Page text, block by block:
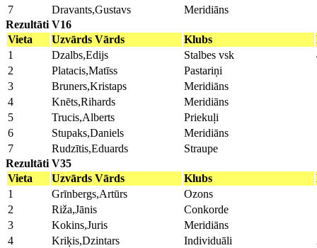
7
Dravants,Gustavs Meridiāns
Rezultāti V16
Vieta
Uzvārds Vārds Klubs
1
Dzalbs,Edijs Stalbes vsk
2
Platacis,Matīss Pastariņi
3
Bruners,Kristaps Meridiāns
4
Knēts,Rihards Meridiāns
5
Trucis,Alberts Priekuļi
6
Stupaks,Daniels Meridiāns
7
Rudzītis,Eduards Straupe
Rezultāti V35
Vieta
Uzvārds Vārds Klubs
1
Grīnbergs,Artūrs Ozons
2
Riža,Jānis Conkorde
3
Kokins,Juris Meridiāns
4
Kriķis,Dzintars Individuāli